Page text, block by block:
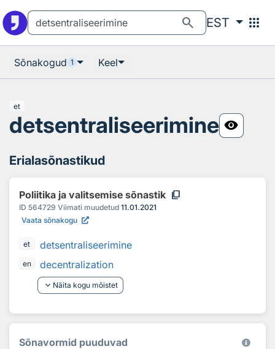
search EST apps
Sõnakogud 1 Keel
et
detsentraliseerimine visibility
Erialasõnastikud
Poliitika ja valitsemise sõnastik content_copy
ID 564729 Viimati muudetud 11.01.2021
Vaata sõnakogu
et detsentraliseerimine
en
decentralization
keyboard_arrow_down Näita kogu mõistet
Sõnavormid puuduvad